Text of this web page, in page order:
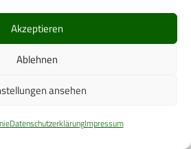
Akzeptieren
Ablehnen
ansehen
DatenschutzerklärungImpressum